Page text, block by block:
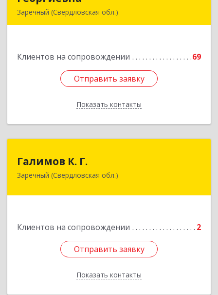
Заречный (Свердловская обл.)
Клиентов на сопровождении 69
Отправить заявку
Показать контакты
Подробнее
Отправить заявку
Назад
Галимов К. Г.
Заречный (Свердловская обл.)
Клиентов на сопровождении 2
Отправить заявку
Показать контакты
Свердловская обл, г. Заречный, ул. Кузнецова,
Отправить заявку
Назад